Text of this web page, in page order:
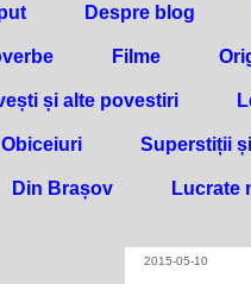
Despre blog
Filme
și alte povestiri
Superstiții
Din Brașov Lucrate
2015-05-10